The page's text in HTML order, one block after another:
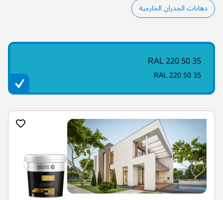
دهانات الجدران الخارجية
RAL 220 50 35
RAL 220 50 35